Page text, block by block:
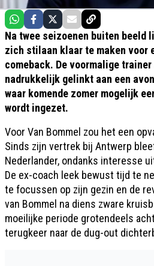
Na twee seizoenen buiten beeld
zich stilaan klaar te maken voor
comeback. De voormalige trainer
nadrukkelijk gelinkt aan een
waar komende zomer mogelijk
wordt ingezet.
Voor Van Bommel zou het een
Sinds zijn vertrek bij Antwerp
Nederlander, ondanks interesse
De ex-coach leek bewust tijd te
te focussen op zijn gezin en de
van Bommel na diens zware
moeilijke periode grotendeels
terugkeer naar de dug-out